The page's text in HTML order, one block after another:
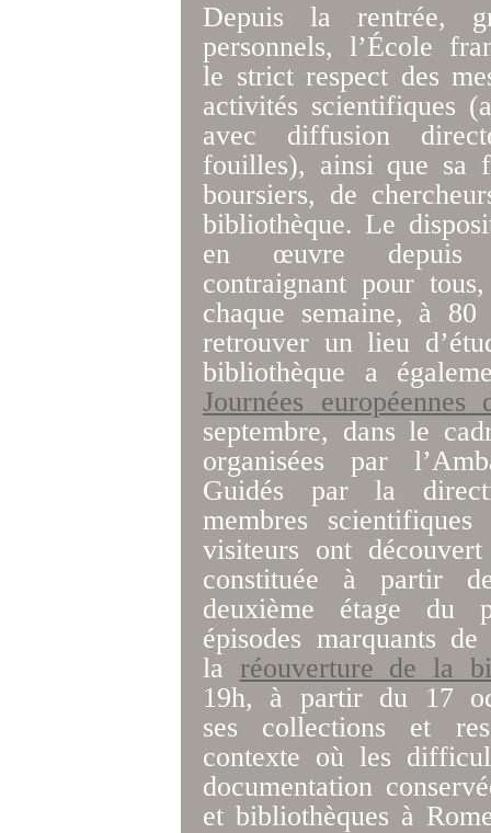
Depuis la rentrée,
personnels, l’École
le strict respect des
activités scientifiques
avec diffusion
fouilles), ainsi que sa
boursiers, de
bibliothèque. Le
en œuvre depuis
contraignant pour
chaque semaine, à
retrouver un lieu
bibliothèque a
Journées européennes
septembre, dans le
organisées par
Guidés par la
membres
visiteurs ont
constituée à partir
deuxième étage du
épisodes marquants
la réouverture de la
19h, à partir du 17
ses collections et
contexte où les
documentation
et bibliothèques à